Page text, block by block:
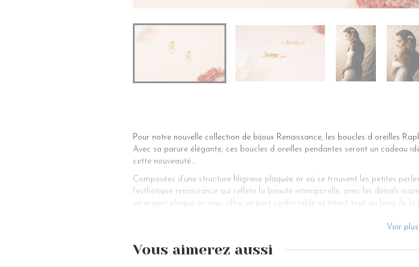
Pour notre nouvelle collection de bijoux Renaissance, les boucles d oreilles
Avec sa parure élégante, ces boucles d oreilles pendantes seront un cadeau
cette nouveauté…
Composées d’une structure filigrane plaquée or où se trouvent les petites
l’esthétique renaissance qui reflète la beauté intemporelle, avec les détails
en argent plaqué or vous offre un port confortable et intact tout au long de la
Si les pétales de fleurs ou les détails fleuris ne vous intéressent pas, ces
perle de culture est décorée de motifs rappelant la période de la
fois-ci, nous reprenons ce qui existe depuis longtemps pour sublimer le
Voir plus
Vous aimerez aussi